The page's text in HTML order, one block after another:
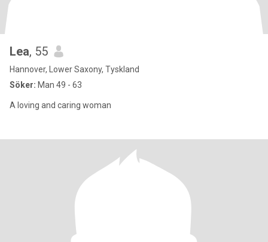
Lea, 55
Hannover, Lower Saxony, Tyskland
Söker: Man 49 - 63
A loving and caring woman